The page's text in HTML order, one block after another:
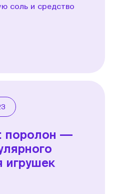
соль и средство
поролон —
игрушек